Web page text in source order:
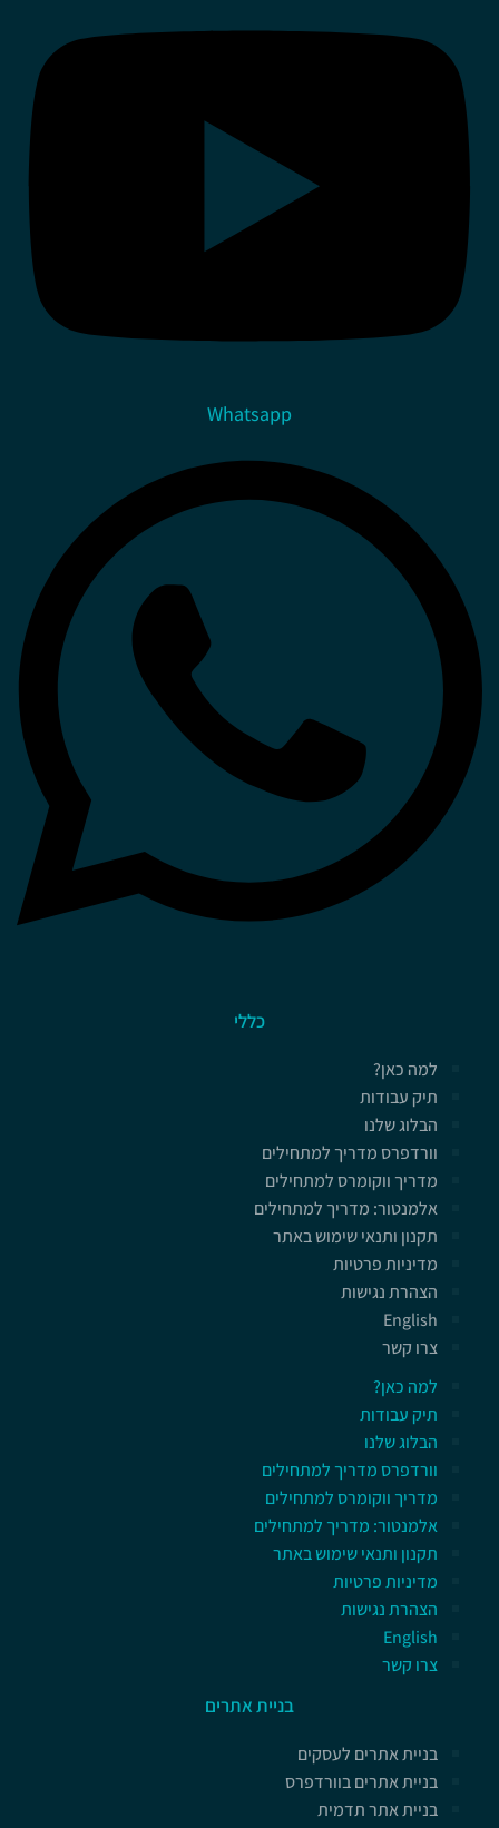
Whatsapp
כללי
למה כאן?
תיק עבודות
הבלוג שלנו
וורדפרס מדריך למתחילים
מדריך ווקומרס למתחילים
אלמנטור: מדריך למתחילים
תקנון ותנאי שימוש באתר
מדיניות פרטיות
הצהרת נגישות
English
צרו קשר
למה כאן?
תיק עבודות
הבלוג שלנו
וורדפרס מדריך למתחילים
מדריך ווקומרס למתחילים
אלמנטור: מדריך למתחילים
תקנון ותנאי שימוש באתר
מדיניות פרטיות
הצהרת נגישות
English
צרו קשר
בניית אתרים
בניית אתרים לעסקים
בניית אתרים בוורדפרס
בניית אתר תדמית